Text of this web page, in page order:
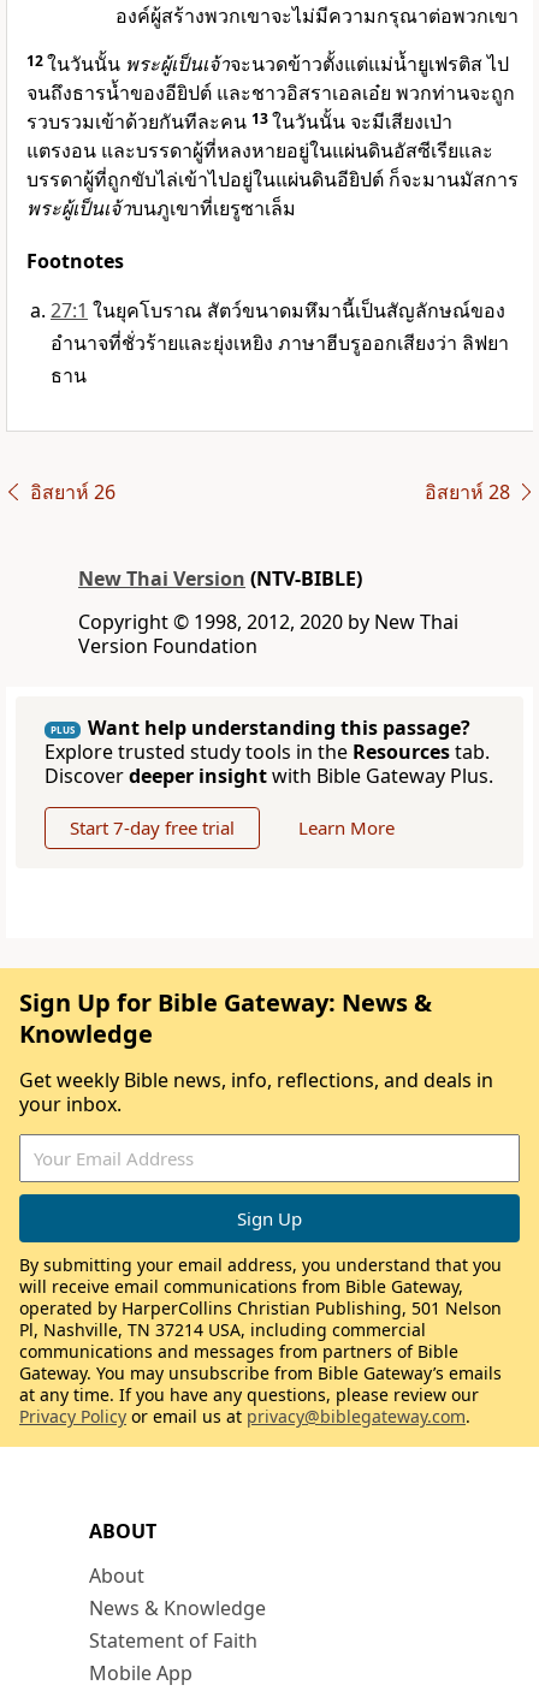
องค์ผู้สร้างพวกเขาจะไม่มีความกรุณาต่อพวกเขา
12ในวันนั้น พระผู้เป็นเจ้าจะนวดข้าวตั้งแต่แม่น้ำยูเฟรติส ไป
จนถึงธารน้ำของอียิปต์ และชาวอิสราเอลเอ๋ย พวกท่านจะถูก
รวบรวมเข้าด้วยกันทีละคน 13ในวันนั้น จะมีเสียงเป่า
แตรงอน และบรรดาผู้ที่หลงหายอยู่ในแผ่นดินอัสซีเรียและ
บรรดาผู้ที่ถูกขับไล่เข้าไปอยู่ในแผ่นดินอียิปต์ ก็จะมานมัสการ
พระผู้เป็นเจ้าบนภูเขาที่เยรูซาเล็ม
Footnotes
27:1 ในยุคโบราณ สัตว์ขนาดมหึมานี้เป็นสัญลักษณ์ของ
อำนาจที่ชั่วร้ายและยุ่งเหยิง ภาษาฮีบรูออกเสียงว่า ลิฟยา
ธาน
อิสยาห์ 26 อิสยาห์ 28
New Thai Version (NTV-BIBLE)
Copyright © 1998, 2012, 2020 by New Thai
Version Foundation
PLUS
Want help understanding this passage?
Explore trusted study tools in the Resourcestab.
Discoverdeeper insightwith Bible Gateway Plus.
Start 7-day free trial Learn More
ABOUT
About
News & Knowledge
Statement of Faith
Mobile App
Sign Up for Bible Gateway: News &
Knowledge
Get weekly Bible news, info, reflections, and deals in
your inbox.
By submitting your email address, you understand that you
will receive email communications from Bible Gateway,
operated by HarperCollins Christian Publishing, 501 Nelson
Pl, Nashville, TN 37214 USA, including commercial
communications and messages from partners of Bible
Gateway. You may unsubscribe from Bible Gateway’s emails
at any time. If you have any questions, please review our
Privacy Policy or email us at privacy@biblegateway.com.